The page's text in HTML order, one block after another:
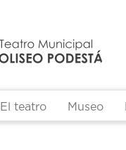
El teatro Museo